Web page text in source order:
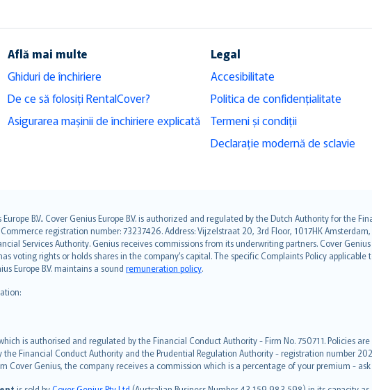
Află mai multe
Ghiduri de închiriere
De ce să folosiți RentalCover?
Asigurarea mașinii de închiriere explicată
Legal
Accesibilitate
Politica de confidențialitate
Termeni și condiții
Declarație modernă de sclavie
B.V.. Cover Genius Europe B.V. is authorized and regulated by the Dutch Authority for the
registration number: 73237426. Address: Vijzelstraat 20, 3rd Floor, 1017HK
Services Authority. Genius receives commissions from its underwriting partners. Cover
voting rights or holds shares in the company’s capital. The specific Complaints Policy
Europe B.V. maintains a sound remuneration policy.
is authorised and regulated by the Financial Conduct Authority - Firm No. 750711. Policies
Financial Conduct Authority and the Prudential Regulation Authority - registration number
Cover Genius, the company receives a commission which is a percentage of your premium -